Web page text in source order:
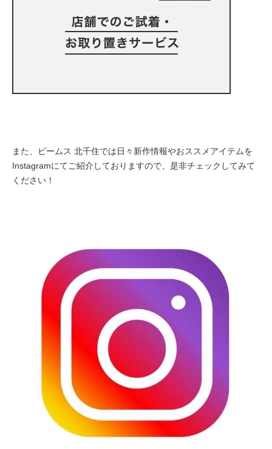
また、ビームス 北千住では日々新作情報やおススメアイテムを
Instagramにてご紹介しておりますので、是非チェックしてみて
ください！